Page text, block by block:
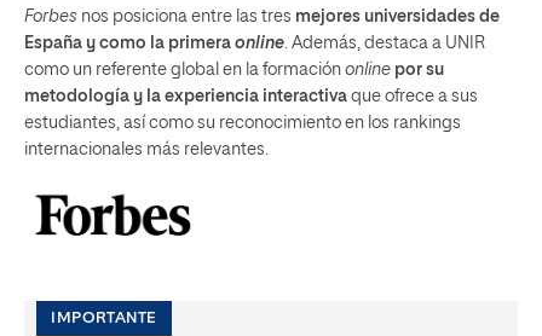
Forbes nos posiciona entre las tres mejores universidades de
España y como la primera online. Además, destaca a UNIR
como un referente global en la formación online por su
metodología y la experiencia interactiva que ofrece a sus
estudiantes, así como su reconocimiento en los rankings
internacionales más relevantes.
IMPORTANTE